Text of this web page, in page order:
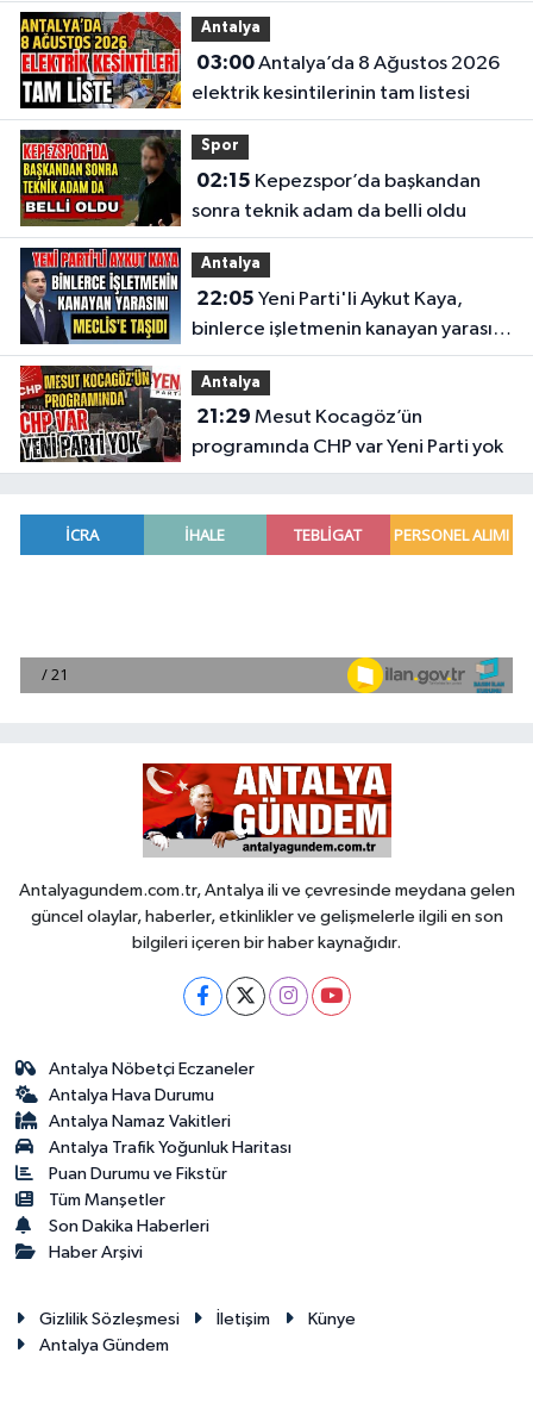
Etabı öncesi nefesler tutuldu
Antalya
03:00Antalya’da 8 Ağustos 2026
elektrik kesintilerinin tam listesi
Spor
02:15
sonra teknik adam da belli oldu
Antalya
22:05
binlerce işletmenin kanayan yarasını
Meclis'e taşıdı
Antalya
21:29
programında CHP var Yeni Parti yok
Antalyagundem.com.tr, Antalya ili ve çevresinde meydana gelen
güncel olaylar, haberler, etkinlikler ve gelişmelerle ilgili en son
bilgileri içeren bir haber kaynağıdır.
Antalya Nöbetçi Eczaneler
Antalya Hava Durumu
Antalya Namaz Vakitleri
Antalya Trafik Yoğunluk Haritası
Puan Durumu ve Fikstür
Tüm Manşetler
Son Dakika Haberleri
Haber Arşivi
Gizlilik Sözleşmesi İletişim
Künye
Antalya Gündem